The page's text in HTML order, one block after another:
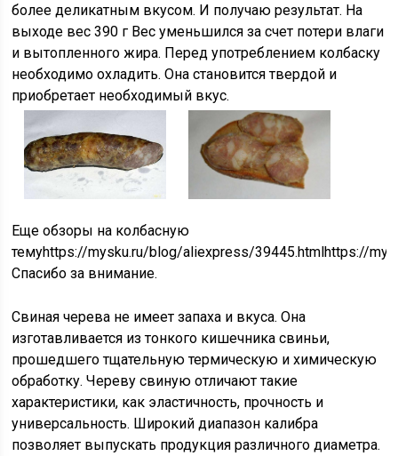
более деликатным вкусом. И получаю результат. На
выходе вес 390 г Вес уменьшился за счет потери влаги
и вытопленного жира. Перед употреблением колбаску
необходимо охладить. Она становится твердой и
приобретает необходимый вкус.
Еще обзоры на колбасную
темуhttps://mysku.ru/blog/aliexpress/39445.htmlhttps://
Спасибо за внимание.
Свиная черева не имеет запаха и вкуса. Она
изготавливается из тонкого кишечника свиньи,
прошедшего тщательную термическую и химическую
обработку. Череву свиную отличают такие
характеристики, как эластичность, прочность и
универсальность. Широкий диапазон калибра
позволяет выпускать продукция различного диаметра.